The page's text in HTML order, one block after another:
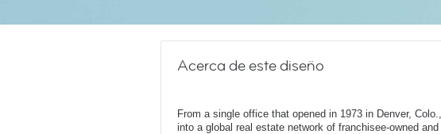
Acerca de este diseño
From a single office that opened in 1973 in Denver,
into a global real estate network of franchisee-owned